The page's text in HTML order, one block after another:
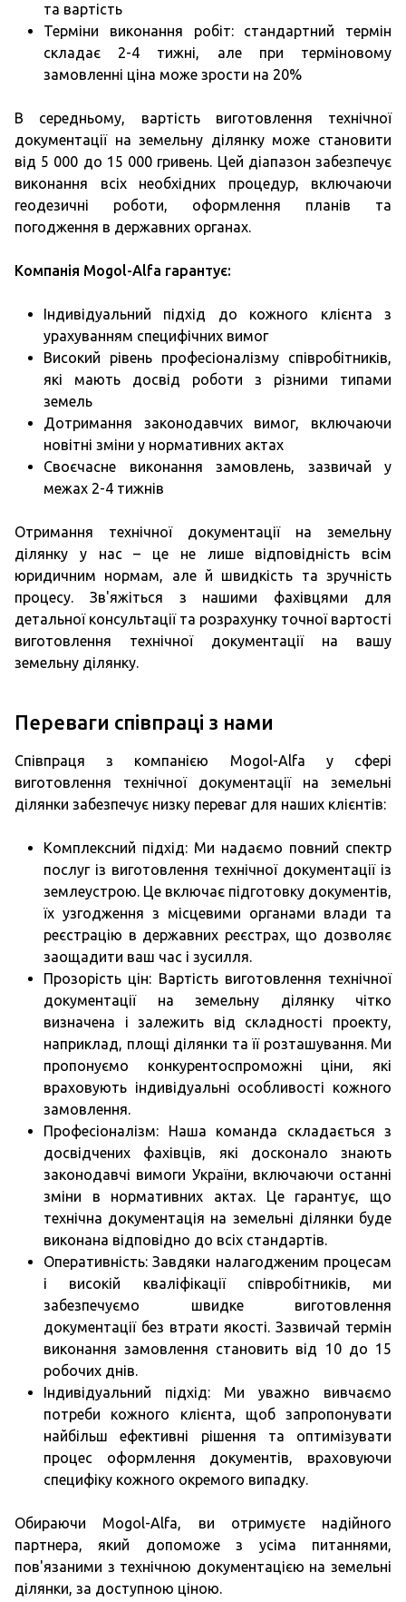
та вартість
Терміни виконання робіт: стандартний термін
складає 2-4 тижні, але при терміновому
замовленні ціна може зрости на 20%
В середньому, вартість виготовлення технічної
документації на земельну ділянку може становити
від 5 000 до 15 000 гривень. Цей діапазон забезпечує
виконання всіх необхідних процедур, включаючи
геодезичні роботи, оформлення планів та
погодження в державних органах.
Компанія Mogol-Alfa гарантує:
Індивідуальний підхід до кожного клієнта з
урахуванням специфічних вимог
Високий рівень професіоналізму співробітників,
які мають досвід роботи з різними типами
земель
Дотримання законодавчих вимог, включаючи
новітні зміни у нормативних актах
Своєчасне виконання замовлень, зазвичай у
межах 2-4 тижнів
Отримання технічної документації на земельну
ділянку у нас – це не лише відповідність всім
юридичним нормам, але й швидкість та зручність
процесу. Зв'яжіться з нашими фахівцями для
детальної консультації та розрахунку точної вартості
виготовлення технічної документації на вашу
земельну ділянку.
Переваги співпраці з нами
Співпраця з компанією Mogol-Alfa у сфері
виготовлення технічної документації на земельні
ділянки забезпечує низку переваг для наших клієнтів:
Комплексний підхід: Ми надаємо повний спектр
послуг із виготовлення технічної документації із
землеустрою. Це включає підготовку документів,
їх узгодження з місцевими органами влади та
реєстрацію в державних реєстрах, що дозволяє
заощадити ваш час і зусилля.
Прозорість цін: Вартість виготовлення технічної
документації на земельну ділянку чітко
визначена і залежить від складності проекту,
наприклад, площі ділянки та її розташування. Ми
пропонуємо конкурентоспроможні ціни, які
враховують індивідуальні особливості кожного
замовлення.
Професіоналізм: Наша команда складається з
досвідчених фахівців, які досконало знають
законодавчі вимоги України, включаючи останні
зміни в нормативних актах. Це гарантує, що
технічна документація на земельні ділянки буде
виконана відповідно до всіх стандартів.
Оперативність: Завдяки налагодженим процесам
і високій кваліфікації співробітників, ми
забезпечуємо швидке виготовлення
документації без втрати якості. Зазвичай термін
виконання замовлення становить від 10 до 15
робочих днів.
Індивідуальний підхід: Ми уважно вивчаємо
потреби кожного клієнта, щоб запропонувати
найбільш ефективні рішення та оптимізувати
процес оформлення документів, враховуючи
специфіку кожного окремого випадку.
Обираючи Mogol-Alfa, ви отримуєте надійного
партнера, який допоможе з усіма питаннями,
пов'язаними з технічною документацією на земельні
ділянки, за доступною ціною.